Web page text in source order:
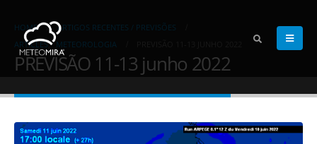
HOME
ARTIGOS RECENTES / PREVISÕES
ARTICLES, METEOROLOGIA
PREVISÃO 11-13 junho 2022